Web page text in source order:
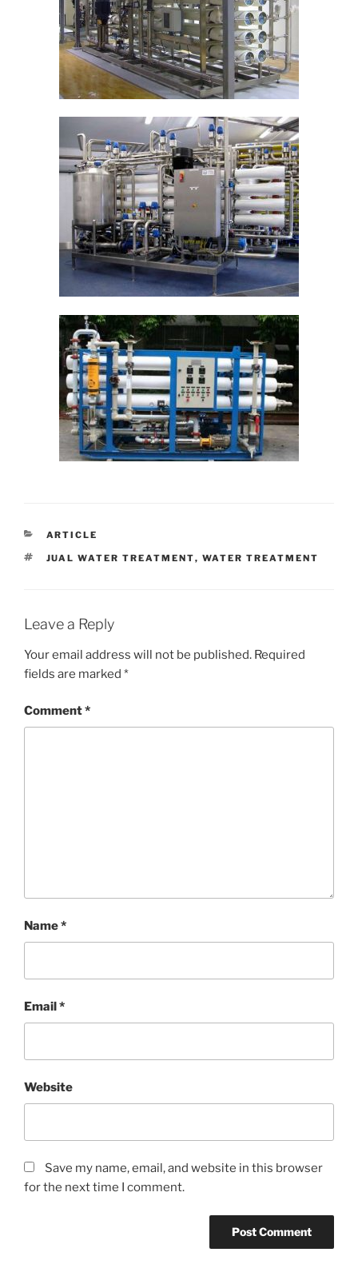
CATEGORIES
ARTICLE
TAGS
JUAL WATER TREATMENT, WATER TREATMENT
Leave a Reply
Your email address will not be published. Required
fields are marked *
Comment*
Name*
Email*
Website
Save my name, email, and website in this browser
for the next time I comment.